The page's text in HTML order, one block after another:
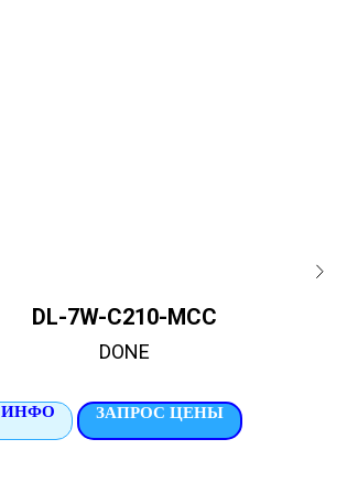
DL-7W-C210-MCC
DONE
ИНФО ЗАПРОС ЦЕНЫ